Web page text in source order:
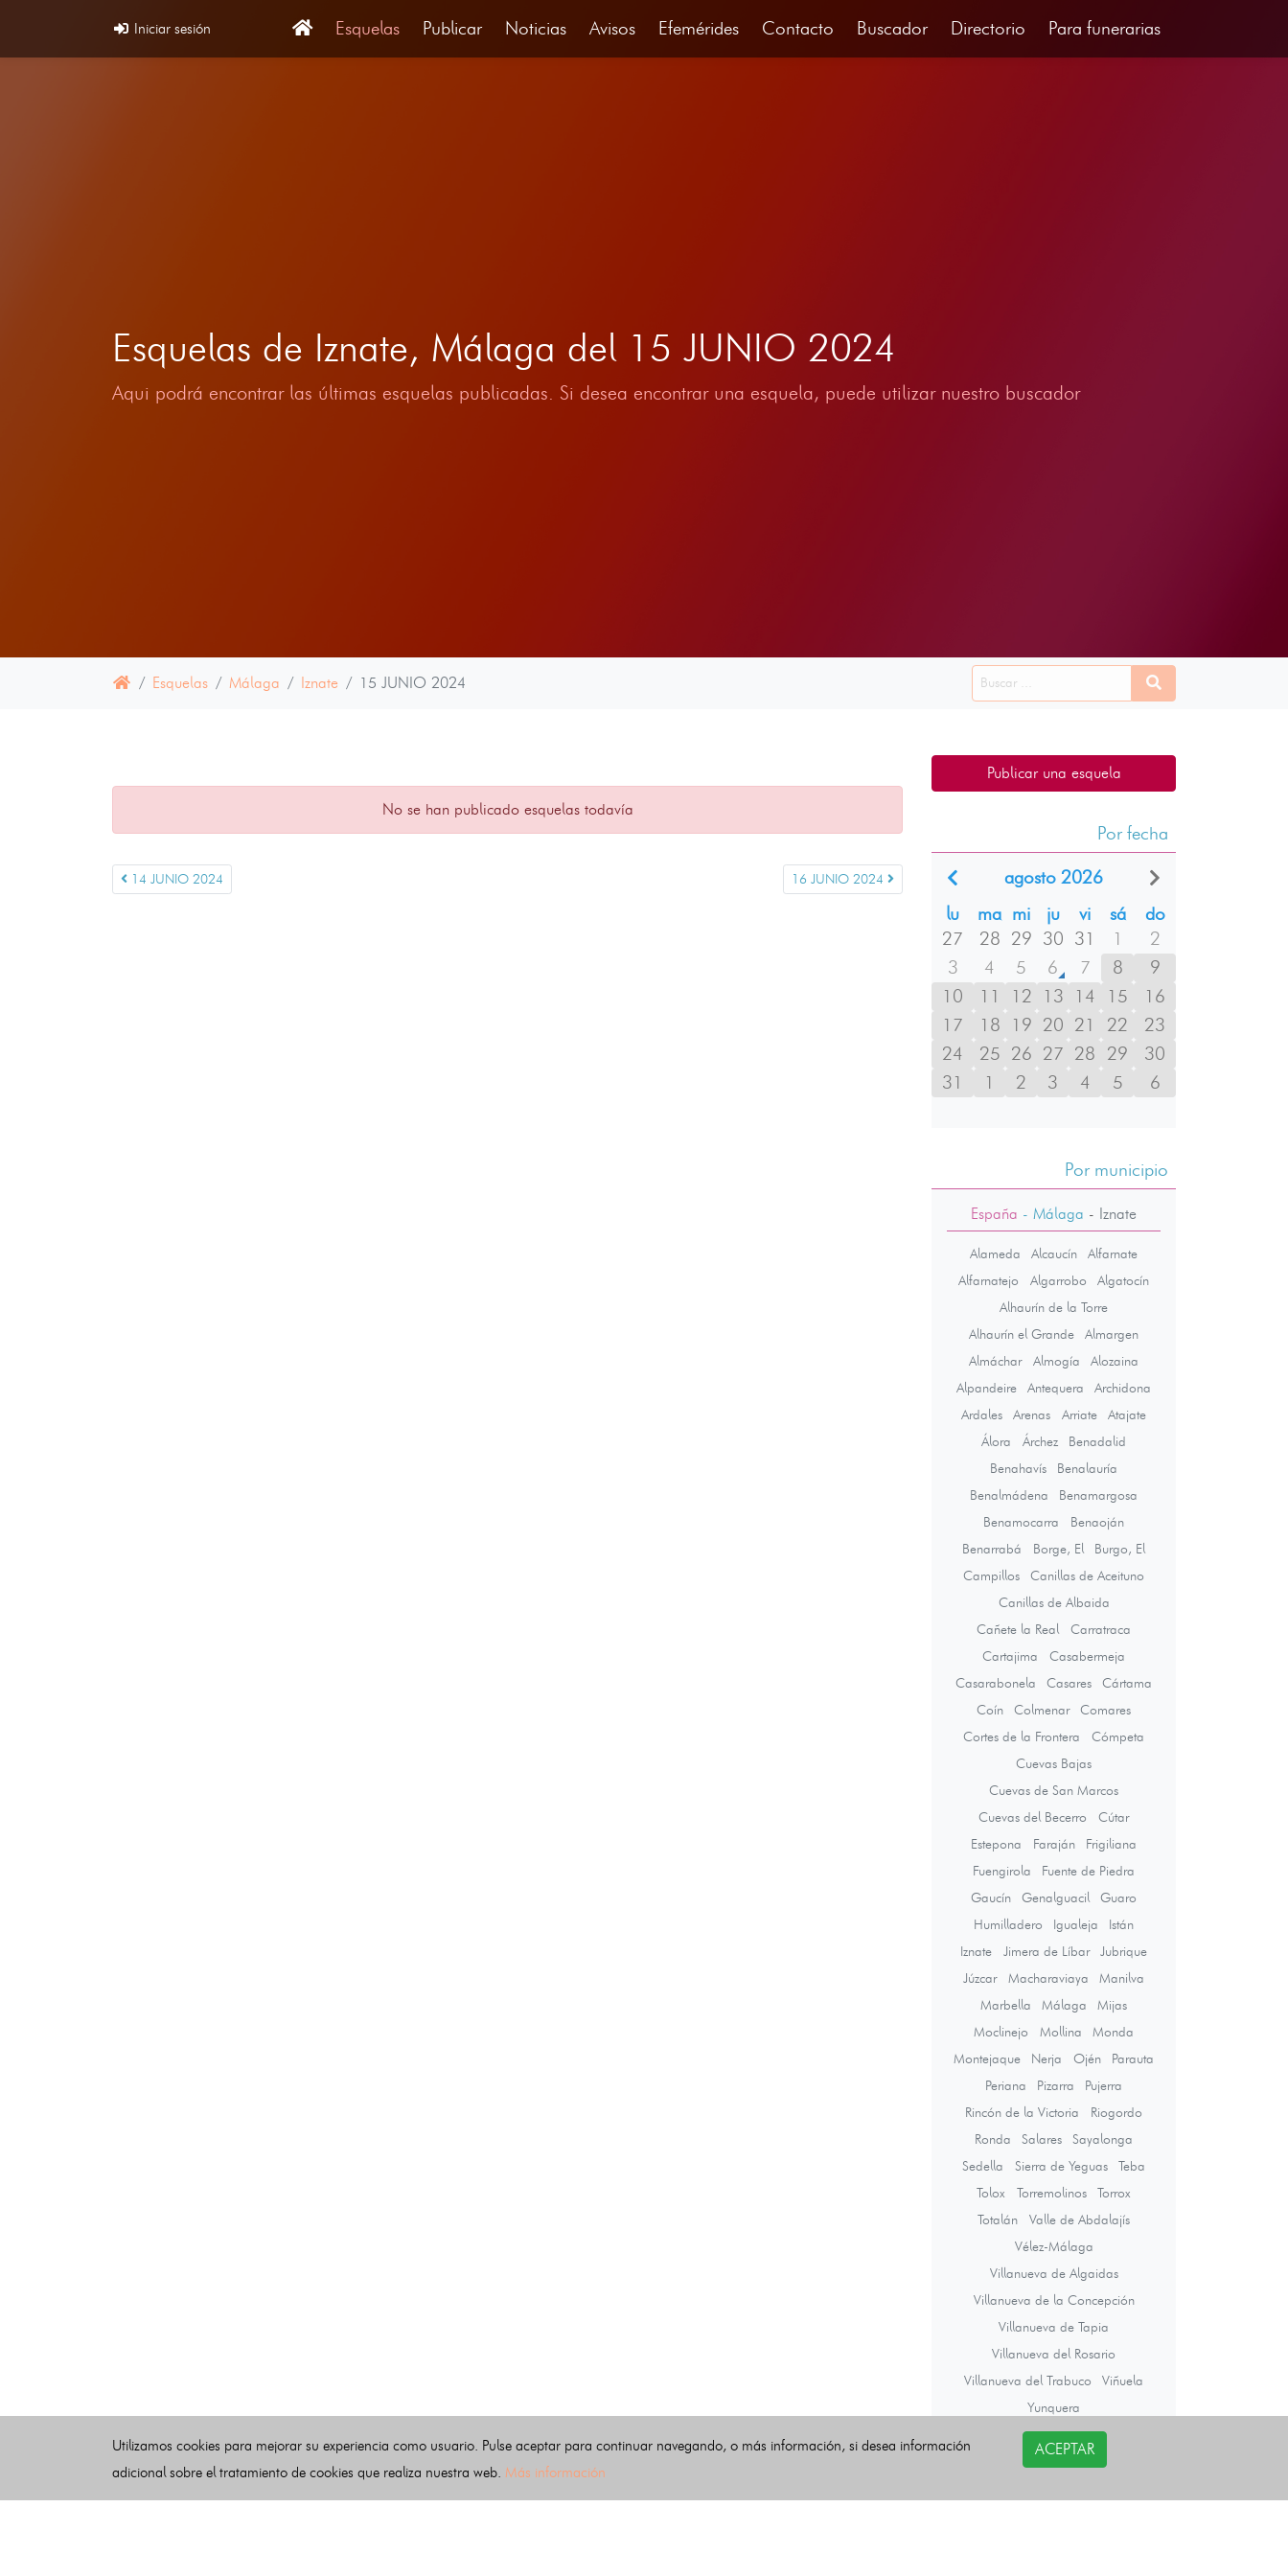
Iniciar sesión Esquelas Publicar Noticias Avisos Efemérides Contacto Buscador Directorio Para funerarias
Esquelas de Iznate, Málaga del 15 JUNIO 2024
Aqui podrá encontrar las últimas esquelas publicadas. Si desea encontrar una esquela, puede utilizar nuestro buscador
Esquelas Málaga Iznate 15 JUNIO 2024
No se han publicado esquelas todavía
14 JUNIO 2024 16 JUNIO 2024
Publicar una esquela
Por fecha
agosto 2026
lu
ma mi ju vi sá
do
27
28 29 30 31 1
2
3
4 5 6 7 8
9
10
11 12 13 14 15
16
17
18 19 20 21 22
23
24
25 26 27 28 29
30
31
1 2 3 4 5 6
Por municipio
España - Málaga - Iznate
Alameda Alcaucín
Alfarnate
Alfarnatejo
Algarrobo
Algatocín
Alhaurín de la Torre
Alhaurín el Grande
Almargen
Almáchar
Almogía
Alozaina
Alpandeire
Antequera
Archidona
Ardales
Arenas Arriate
Atajate
Álora
Árchez
Benadalid
Benahavís
Benalauría
Benalmádena
Benamargosa
Benamocarra
Benaoján
Benarrabá
Borge, El
Burgo, El
Campillos
Canillas de Aceituno
Canillas de Albaida
Cañete la Real
Carratraca
Cartajima
Casabermeja
Casarabonela
Casares
Cártama
Coín
Colmenar
Comares
Cortes de la Frontera
Cómpeta
Cuevas Bajas
Cuevas de San Marcos
Cuevas del Becerro
Cútar
Estepona
Faraján
Frigiliana
Fuengirola
Fuente de Piedra
Gaucín
Genalguacil
Guaro
Humilladero
Igualeja
Istán
Iznate
Jimera de Líbar
Jubrique
Júzcar
Macharaviaya
Manilva
Marbella
Málaga
Mijas
Moclinejo
Mollina
Monda
Montejaque
Nerja Ojén
Parauta
Periana
Pizarra
Pujerra
Rincón de la Victoria
Riogordo
Ronda
Salares
Sayalonga
Sedella
Sierra de Yeguas
Teba
Tolox
Torremolinos
Torrox
Totalán
Valle de Abdalajís
Vélez-Málaga
Villanueva de Algaidas
Villanueva de la Concepción
Villanueva de Tapia
Villanueva del Rosario
Villanueva del Trabuco
Viñuela
Yunquera
Utilizamos cookies para mejorar su experiencia como usuario. Pulse aceptar para continuar navegando, o más información, si desea información
adicional sobre el tratamiento de cookies que realiza nuestra web. Más información
ACEPTAR